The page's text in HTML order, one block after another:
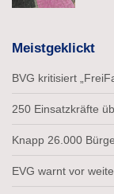
Meistgeklickt
BVG kritisiert
250 Einsatzkräfte
Knapp 26.000
EVG warnt vor